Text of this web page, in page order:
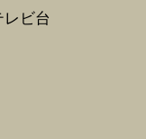
ビ台